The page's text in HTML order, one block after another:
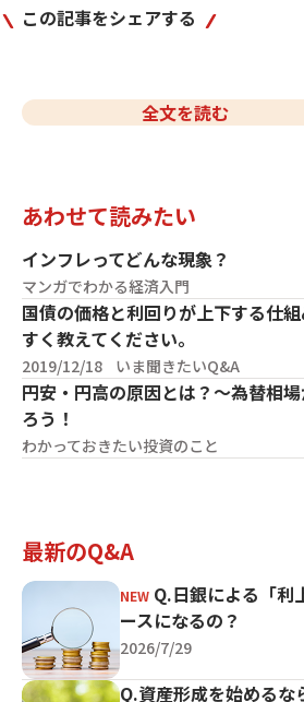
この記事をシェアする
全文を読む
あわせて読みたい
インフレってどんな現象？
マンガでわかる経済入門
国債の価格と利回りが上下する仕
すく教えてください。
2019/12/18 いま聞きたいQ&A
円安・円高の原因とは？～為替相
ろう！
わかっておきたい投資のこと
最新のQ&A
Q.日銀による「利
ースになるの？
2026/7/29
Q.資産形成を始めるな